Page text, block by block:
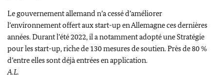
Le gouvernement allemand n’a cessé d’améliorer
l’environnement offert auxstart-upen Allemagne ces dernières
années. Durant l’été 2022, il a notamment adopté une Stratégie
pour lesstart-up, riche de 130 mesures de soutien. Près de 80 %
d’entre elles sont déjà entrées en application.
A.L.